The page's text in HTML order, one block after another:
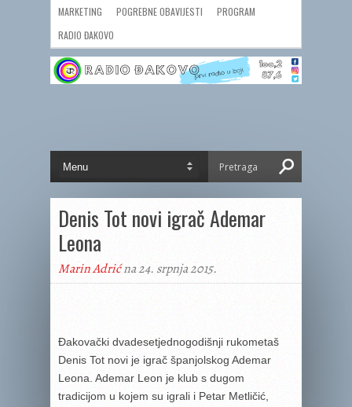
MARKETING POGREBNE OBAVIJESTI
PROGRAM
RADIO ĐAKOVO
Denis Tot novi igrač Ademar
Leona
Marin Adrićna 24. srpnja 2015.
Đakovački dvadesetjednogodišnji rukometaš
Denis Tot novi je igrač španjolskog Ademar
Leona. Ademar Leon je klub s dugom
tradicijom u kojem su igrali i Petar Metličić,